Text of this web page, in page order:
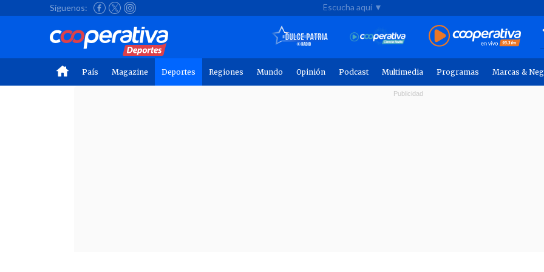
Síguenos: Escucha aquí ▼
País Magazine Deportes Regiones Mundo Opinión Podcast Multimedia Programas Marcas &